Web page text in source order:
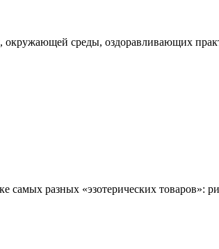
среды, оздоравливающих
самых разных «эзотерических товаров»: